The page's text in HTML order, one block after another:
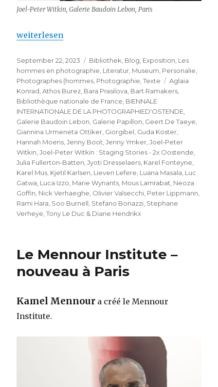
Joel-Peter Witkin, Galerie Baudoin Lebon, Paris
„Joel-Peter Witkin : Staging Stories – 2x Oostende“
weiterlesen
Veröffentlicht
am
September 22, 2023 Kategorien
Bibliothek Blog Exposition Les
hommes en photographie Literatur Museum Personalie
Photographes (hommes Photographie ,Texte Schlagwörter
Aglaia
Konrad ,Athos Burez Bara Prasilova Bart Ramakers
Bibliothèque nationale de France BIENNALE
INTERNATIONALE DE LA PHOTOGRAPHIED'OSTENDE
Galerie Baudoin Lebon Galerie Papillon Geert De Taeye
Giannina Urmeneta Ottiker Giorgibel Guda Koster
Hannah Moens ,Jenny Boot ,Jenny Ymker ,Joel-Peter
Witkin ,Joel-Peter Witkin : Staging Stories - 2x Oostende
Julia Fullerton-Batten ,Jyoti Dresselaers Karel Fonteyne
Karel Mus Kjetil Karlsen Lieven Lefere Luana Masala Luc
Gatwa Luca Izzo Marie Wynants Mous Lamrabat Neoza
Goffin Nick Verhaeghe Olivier Valsecchi Peter Lippmann
Rami Hara Soo Burnell Stefano Bonazzi Stephane
Verheye ,Tony Le Duc & Diane Hendrikx
Le Mennour Institute –
nouveau à Paris
Kamel Mennour a créé le Mennour
Institute.